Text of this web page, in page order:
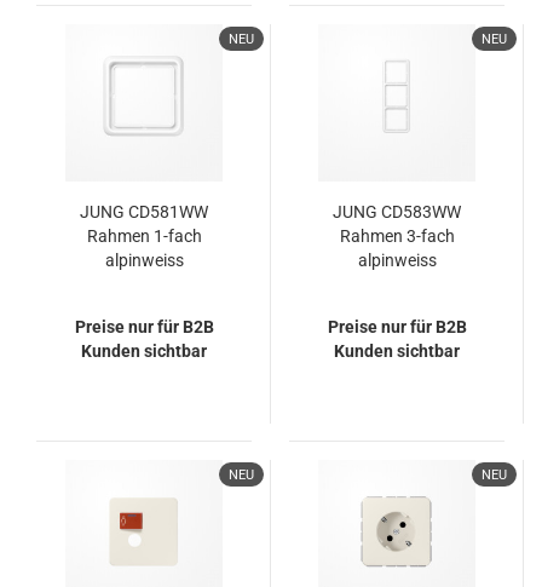
NEU
JUNG CD581WW
Rahmen 1-fach
alpinweiss
Preise nur für B2B
Kunden sichtbar
NEU
JUNG CD583WW
Rahmen 3-fach
alpinweiss
Preise nur für B2B
Kunden sichtbar
NEU NEU